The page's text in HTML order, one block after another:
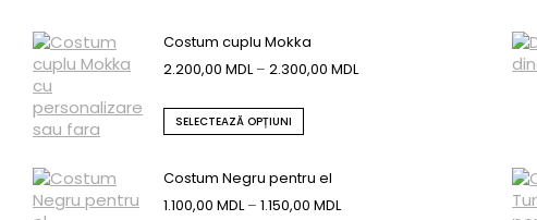
Costum cuplu Mokka
2.200,00 MDL – 2.300,00 MDL
SELECTEAZĂ OPȚIUNI
Costum Negru pentru el
1.100,00 MDL – 1.150,00 MDL